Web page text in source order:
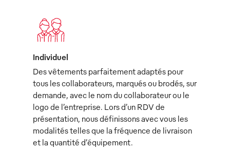
Individuel
Des vêtements parfaitement adaptés pour
tous les collaborateurs, marqués ou brodés, sur
demande, avec le nom du collaborateur ou le
logo de l’entreprise. Lors d’un RDV de
présentation, nous définissons avec vous les
modalités telles que la fréquence de livraison
et la quantité d’équipement.